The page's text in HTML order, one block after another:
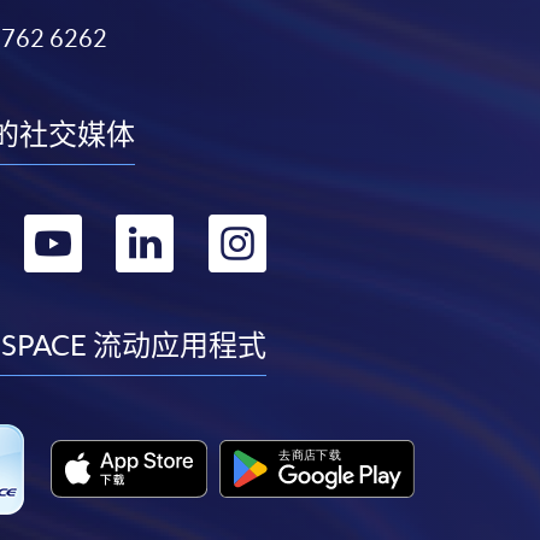
6262
社交媒体
转
youtube
转
linkedin
转
instagram
流动应用程式